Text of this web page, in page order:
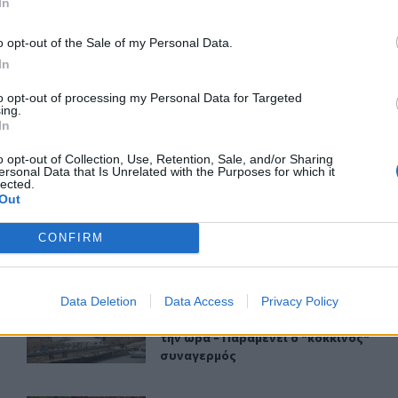
opt-out of the Sale of my Personal Data.
opt-out of processing my Personal Data for Targeted
opt-out of Collection, Use, Retention, Sale, and/or Sharing
Data that Is Unrelated with the Purposes for which it
CONFIRM
Data Deletion Data Access Privacy Policy
TAGS
ΕΊΔΗΣΗ
πυρκαγιάς
υψηλός ο κίνδυνος πυρκαγιάς
Κρήτη: Ριπές ανέμου έως 110 χλμ την ώρα - Παραμένει
ΚΡΗΤΗ 12:54
Κρήτη: Ριπές ανέμου έως 110 χλμ
την ώρα - Παραμένει ο "κόκκινος"
συναγερμός